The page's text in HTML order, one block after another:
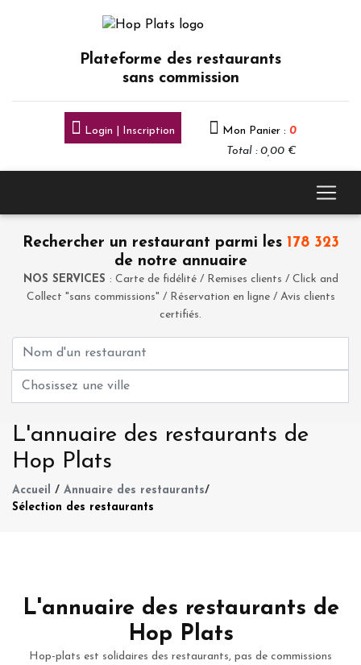
Plateforme des restaurants
sans commission
Login | Inscription Mon Panier : 0
Total : 0,00 €
Rechercher un restaurant parmi les 178 323
de notre annuaire
NOS SERVICES : Carte de fidélité / Remises clients / Click and
Collect "sans commissions" / Réservation en ligne / Avis clients
certifiés.
L'annuaire des restaurants de
Hop Plats
Accueil / Annuaire des restaurants/
Sélection des restaurants
L'annuaire des restaurants de
Hop Plats
Hop-plats est solidaires des restaurants, pas de commissions